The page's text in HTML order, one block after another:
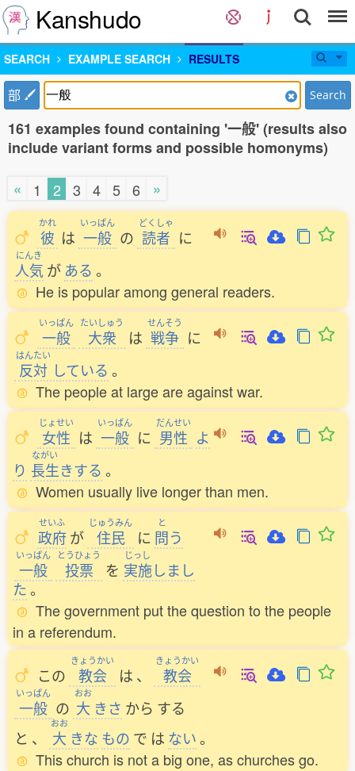
Kanshudo
SEARCH EXAMPLE SEARCH RESULTS
部 Search
161 examples found containing '一般' (results also
include variant forms and possible homonyms)
« 1 2 3 4 5 6 »
かれ
彼 は
いっぱん
一般 の
どくしゃ
読者 に
にんき
人気 が ある 。
He is popular among general readers.
いっぱん
一般
たいしゅう
大衆 は
せんそう
戦争 に
はんたい
反対 している 。
The people at large are against war.
じょせい
女性 は
いっぱん
一般 に
だんせい
男性 よ
り
ながい
長生きする 。
Women usually live longer than men.
せいふ
政府 が
じゅうみん
住民 に
と
問う
いっぱん
一般
とうひょう
投票 を
じっし
実施しまし
た。
The government put the question to the people
in a referendum.
この
きょうかい
教会 は 、
きょうかい
教会
いっぱん
一般 の
おお
大 きさ から する
と 、
おお
大 きな もの で は ない。
This church is not a big one, as churches go.